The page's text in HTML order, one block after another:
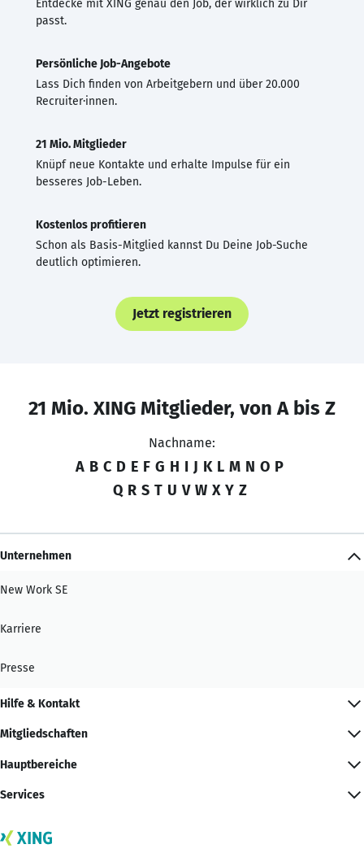
Entdecke mit XING genau den Job, der wirklich zu Dir
passt.
Persönliche Job-Angebote
Lass Dich finden von Arbeitgebern und über 20.000
Recruiter·innen.
21 Mio. Mitglieder
Knüpf neue Kontakte und erhalte Impulse für ein
besseres Job-Leben.
Kostenlos profitieren
Schon als Basis-Mitglied kannst Du Deine Job-Suche
deutlich optimieren.
Jetzt registrieren
21 Mio. XING Mitglieder, von A bis Z
Nachname:
A B C D E F G H I J K L M N O P
Q R S T U V W X Y Z
Unternehmen
New Work SE
Karriere
Presse
Hilfe & Kontakt
Mitgliedschaften
Hauptbereiche
Services